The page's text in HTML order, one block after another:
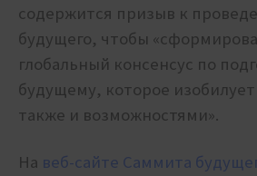
содержится призыв к
будущего, чтобы
глобальный консенсус по
будущему, которое
также и возможностями».
На веб-сайте Саммита